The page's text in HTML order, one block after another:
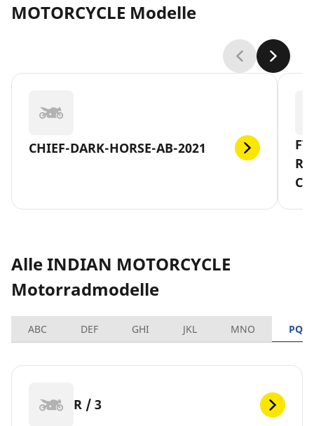
MOTORCYCLE Modelle
CHIEF-DARK-HORSE-AB-2021
Alle INDIAN MOTORCYCLE
Motorradmodelle
ABC DEF GHI JKL MNO PQRS
R / 3